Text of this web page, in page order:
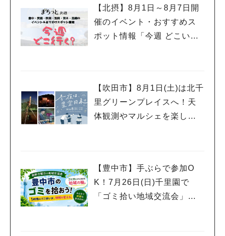
【北摂】8月1日～8月7日開
催のイベント・おすすめス
ポット情報「今週 どこい
【吹田市】8月1日(土)は北千
里グリーンプレイスへ！天
体観測やマルシェを楽しむ
【豊中市】手ぶらで参加O
K！7月26日(日)千里園で
「ゴミ拾い地域交流会」開